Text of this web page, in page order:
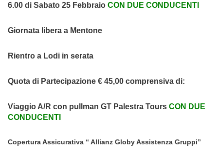
6.00 di Sabato 25 Febbraio CON DUE CONDUCENTI
Giornata libera a Mentone
Rientro a Lodi in serata
Quota di Partecipazione € 45,00 comprensiva di:
Viaggio A/R con pullman GT Palestra Tours CON DUE
CONDUCENTI
Copertura Assicurativa “ Allianz Globy Assistenza Gruppi”